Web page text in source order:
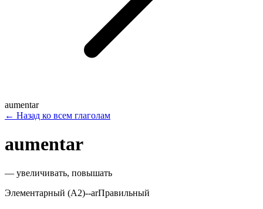
aumentar
← Назад ко всем глаголам
aumentar
— увеличивать, повышать
Элементарный (A2)--arПравильный